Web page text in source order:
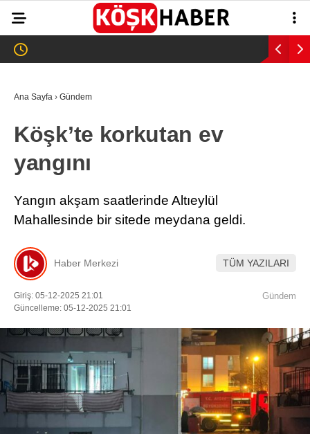
WhatsApp İhbar
Hattı
Facebook
Youtube
25.1°
ASAYİŞ
EĞİTİM
SAĞLIK
EKONOMİ
SPOR
VEFAT
Ana Sayfa › Gündem
Köşk’te korkutan ev
yangını
Yangın akşam saatlerinde Altıeylül
Mahallesinde bir sitede meydana geldi.
Haber Merkezi TÜM YAZILARI
Giriş: 05-12-2025 21:01
Güncelleme: 05-12-2025 21:01
Gündem